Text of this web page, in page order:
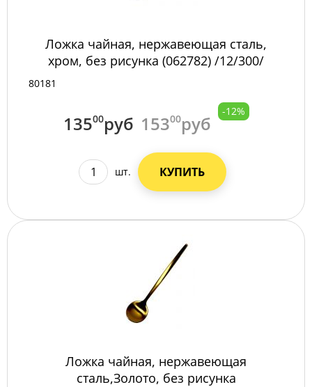
Ложка чайная, нержавеющая сталь,
хром, без рисунка (062782) /12/300/
80181
13500руб 15300руб
-12%
шт. КУПИТЬ
Ложка чайная, нержавеющая
сталь,Золото, без рисунка